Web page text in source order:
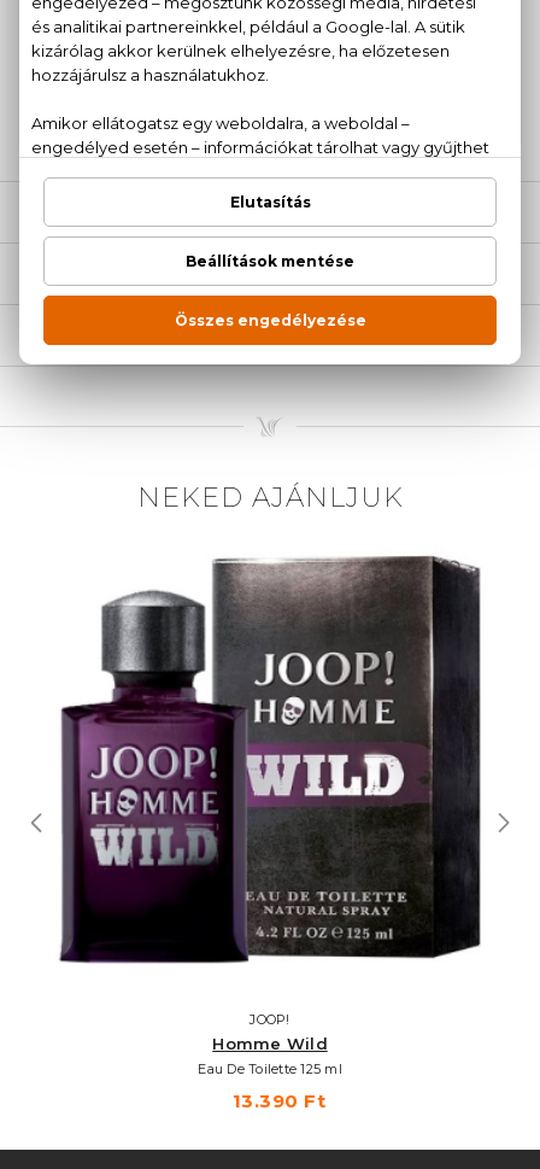
100% eredeti termékek,14 napos visszaküldési
garanciával
Kérdésed van, elakadtál? Hívd ügyfélszolgálatunkat:
NEKED AJÁNLJUK
JOOP!
Homme Wild
Eau De Toilette 125 ml
13.390 Ft